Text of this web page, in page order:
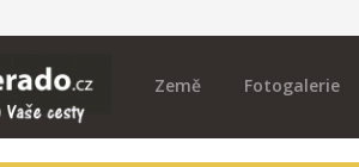
Země Fotogalerie